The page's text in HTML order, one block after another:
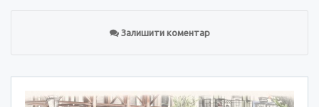
Залишити коментар